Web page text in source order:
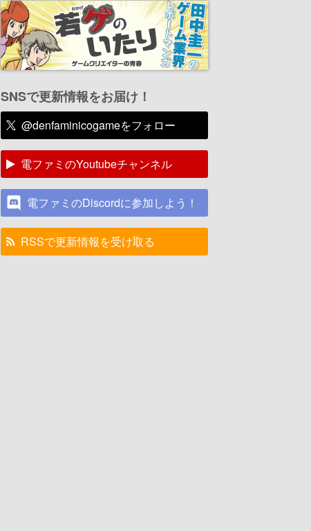
SNSで更新情報をお届け！
@denfaminicogameをフォロー
電ファミのYoutubeチャンネル
電ファミのDiscordに参加しよう！
RSSで更新情報を受け取る